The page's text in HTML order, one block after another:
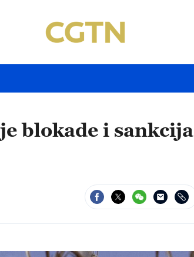
blokade i sankcija